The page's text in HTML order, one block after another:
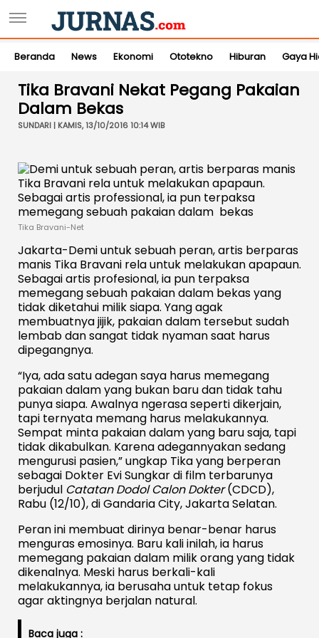
Beranda News Ekonomi Ototekno Hiburan Gaya
Tika Bravani Nekat Pegang Pakaian
Dalam Bekas
SUNDARI | KAMIS, 13/10/2016 10:14 WIB
Tika Bravani-Net
Jakarta-Demi untuk sebuah peran, artis berparas
manis Tika Bravani rela untuk melakukan apapaun.
Sebagai artis profesional, ia pun terpaksa
memegang sebuah pakaian dalam bekas yang
tidak diketahui milik siapa. Yang agak
membuatnya jijik, pakaian dalam tersebut sudah
lembab dan sangat tidak nyaman saat harus
dipegangnya.
“Iya, ada satu adegan saya harus memegang
pakaian dalam yang bukan baru dan tidak tahu
punya siapa. Awalnya ngerasa seperti dikerjain,
tapi ternyata memang harus melakukannya.
Sempat minta pakaian dalam yang baru saja, tapi
tidak dikabulkan. Karena adegannyakan sedang
mengurusi pasien,” ungkap Tika yang berperan
sebagai Dokter Evi Sungkar di film terbarunya
berjudul Catatan Dodol Calon Dokter(CDCD),
Rabu (12/10), di Gandaria City, Jakarta Selatan.
Peran ini membuat dirinya benar-benar harus
menguras emosinya. Baru kali inilah, ia harus
memegang pakaian dalam milik orang yang tidak
dikenalnya. Meski harus berkali-kali
melakukannya, ia berusaha untuk tetap fokus
agar aktingnya berjalan natural.
Baca juga :